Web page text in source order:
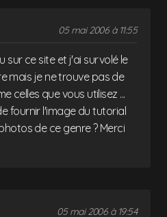
05 mai 2006 à 11:55
sur ce site et j'ai survolé le
mais je ne trouve pas de
celles que vous utilisez ...
fournir l'image du tutorial
de ce genre ? Merci
05 mai 2006 à 19:54